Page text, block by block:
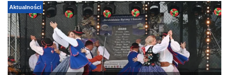
Aktualności